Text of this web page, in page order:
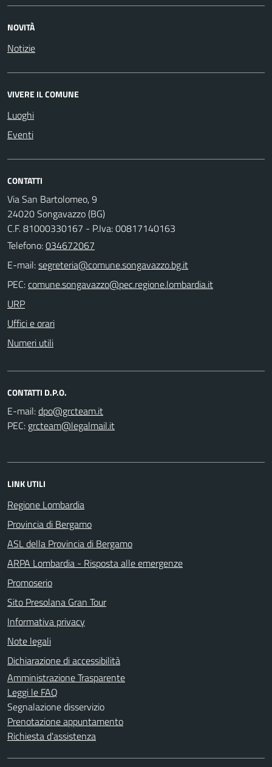
NOVITÀ
Notizie
VIVERE IL COMUNE
Luoghi
Eventi
CONTATTI
Via San Bartolomeo, 9
24020 Songavazzo (BG)
C.F. 81000330167 - P.Iva: 00817140163
Telefono:034672067
E-mail:
PEC:
URP
Uffici e orari
Numeri utili
CONTATTI D.P.O.
E-mail:
PEC:
LINK UTILI
Regione Lombardia
Provincia di Bergamo
ASL della Provincia di Bergamo
ARPA Lombardia - Risposta alle emergenze
Promoserio
Sito Presolana Gran Tour
Informativa privacy
Note legali
Dichiarazione di accessibilità
Amministrazione Trasparente
Leggi le FAQ
Segnalazione disservizio
Prenotazione appuntamento
Richiesta d'assistenza